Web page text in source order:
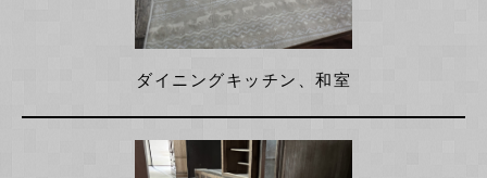
ダイニングキッチン、和室